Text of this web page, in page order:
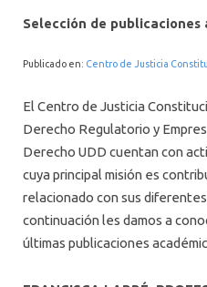
Selección de publicaciones
Publicado en: Centro de Justicia
El Centro de Justicia
Derecho Regulatorio y
Derecho UDD cuentan con
cuya principal misión es
relacionado con sus
continuación les damos a
últimas publicaciones